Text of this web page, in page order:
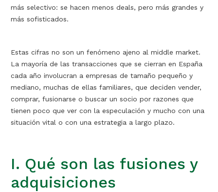
más selectivo: se hacen menos deals, pero más grandes y
más sofisticados.
Estas cifras no son un fenómeno ajeno al middle market.
La mayoría de las transacciones que se cierran en España
cada año involucran a empresas de tamaño pequeño y
mediano, muchas de ellas familiares, que deciden vender,
comprar, fusionarse o buscar un socio por razones que
tienen poco que ver con la especulación y mucho con una
situación vital o con una estrategia a largo plazo.
I. Qué son las fusiones y
adquisiciones